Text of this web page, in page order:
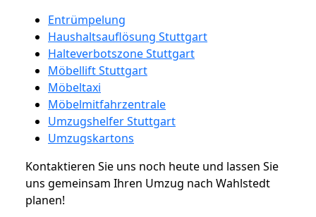
Entrümpelung
Haushaltsauflösung Stuttgart
Halteverbotszone Stuttgart
Möbellift Stuttgart
Möbeltaxi
Möbelmitfahrzentrale
Umzugshelfer Stuttgart
Umzugskartons
Kontaktieren Sie uns noch heute und lassen Sie
uns gemeinsam Ihren Umzug nach Wahlstedt
planen!